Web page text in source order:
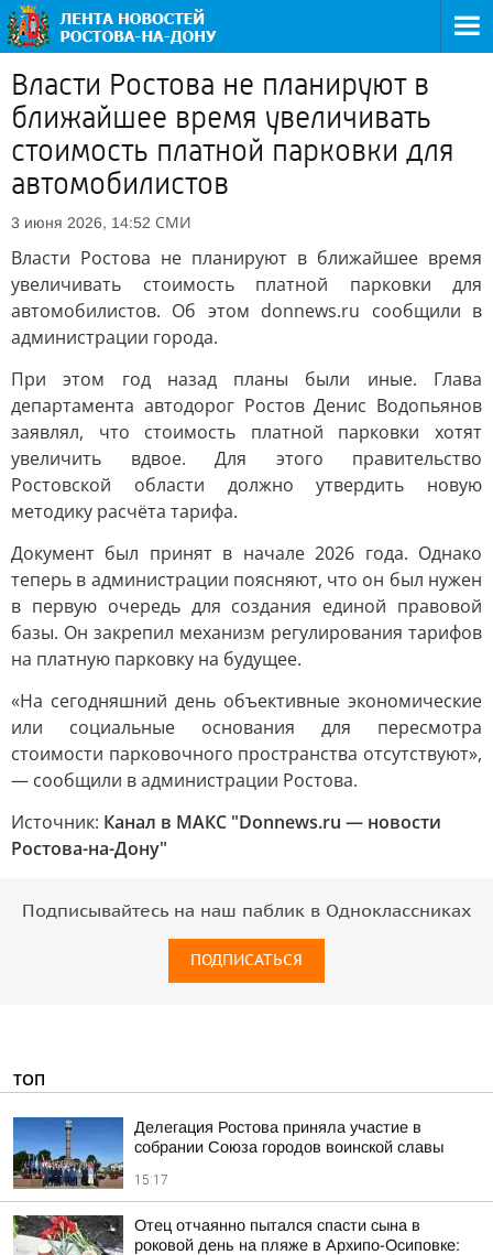
Власти Ростова не планируют в
ближайшее время увеличивать
стоимость платной парковки для
автомобилистов
3 июня 2026, 14:52 СМИ
Власти Ростова не планируют в ближайшее время
увеличивать стоимость платной парковки для
автомобилистов. Об этом donnews.ru сообщили в
администрации города.
При этом год назад планы были иные. Глава
департамента автодорог Ростов Денис Водопьянов
заявлял, что стоимость платной парковки хотят
увеличить вдвое. Для этого правительство
Ростовской области должно утвердить новую
методику расчёта тарифа.
Документ был принят в начале 2026 года. Однако
теперь в администрации поясняют, что он был нужен
в первую очередь для создания единой правовой
базы. Он закрепил механизм регулирования тарифов
на платную парковку на будущее.
«На сегодняшний день объективные экономические
или социальные основания для пересмотра
стоимости парковочного пространства отсутствуют»,
— сообщили в администрации Ростова.
Источник: Канал в МАКС "Donnews.ru — новости
Ростова-на-Дону"
Подписывайтесь на наш паблик в Одноклассниках
ПОДПИСАТЬСЯ
ТОП
Делегация Ростова приняла участие в
собрании Союза городов воинской славы
15:17
Отец отчаянно пытался спасти сына в
роковой день на пляже в Архипо-Осиповке: